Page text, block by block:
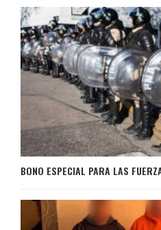
BONO ESPECIAL PARA LAS